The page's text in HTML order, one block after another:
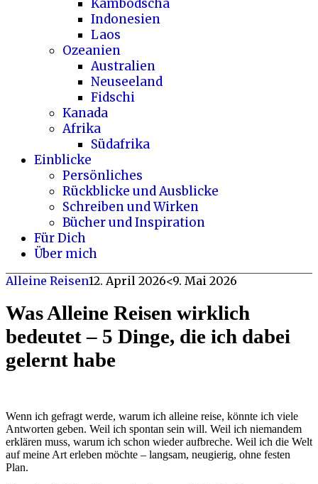
Kambodscha
Indonesien
Laos
Ozeanien
Australien
Neuseeland
Fidschi
Kanada
Afrika
Südafrika
Einblicke
Persönliches
Rückblicke und Ausblicke
Schreiben und Wirken
Bücher und Inspiration
Für Dich
Über mich
Alleine Reisen12. April 2026<9. Mai 2026
Was Alleine Reisen wirklich
bedeutet – 5 Dinge, die ich dabei
gelernt habe
Wenn ich gefragt werde, warum ich alleine reise, könnte ich viele
Antworten geben. Weil ich spontan sein will. Weil ich niemandem
erklären muss, warum ich schon wieder aufbreche. Weil ich die Welt
auf meine Art erleben möchte – langsam, neugierig, ohne festen
Plan.